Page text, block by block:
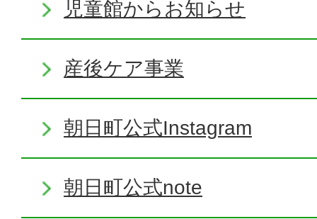
児童館からお知らせ
産後ケア事業
朝日町公式Instagram
朝日町公式note